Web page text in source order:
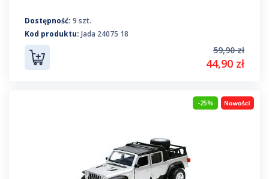
Dostępność: 9 szt.
Kod produktu: Jada 24075 18
59,90 zł
44,90 zł
-25%